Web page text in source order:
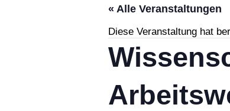
« Alle Veranstaltungen
Diese Veranstaltung hat